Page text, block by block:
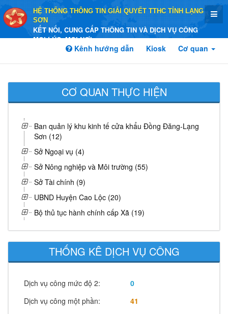
HỆ THỐNG THÔNG TIN GIẢI QUYẾT TTHC TỈNH LẠNG
SƠN
KẾT NỐI, CUNG CẤP THÔNG TIN VÀ DỊCH VỤ CÔNG
MỌI LÚC, MỌI NƠI
Kênh hướng dẫn Kiosk Cơ quan
CƠ QUAN THỰC HIỆN
Ban quản lý khu kinh tế cửa khẩu Đồng Đăng-Lạng
Sơn (12)
Sở Ngoại vụ (4)
Sở Nông nghiệp và Môi trường (55)
Sở Tài chính (9)
UBND Huyện Cao Lộc (20)
Bộ thủ tục hành chính cấp Xã (19)
THỐNG KÊ DỊCH VỤ CÔNG
Dịch vụ công mức độ 2:
0
Dịch vụ công một phần:
41